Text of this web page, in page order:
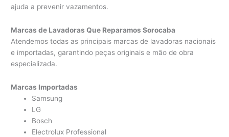
ajuda a prevenir vazamentos.
Marcas de Lavadoras Que Reparamos Sorocaba
Atendemos todas as principais marcas de lavadoras nacionais
e importadas, garantindo peças originais e mão de obra
especializada.
Marcas Importadas
Samsung
LG
Bosch
Electrolux Professional